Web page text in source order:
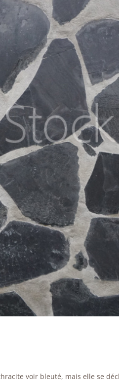
voir bleuté, mais elle se